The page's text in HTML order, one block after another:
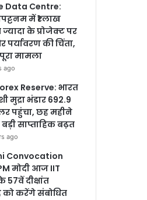
Data Centre:
में ₹1 लाख
के प्रोजेक्ट पर
पर्यावरण की चिंता,
मामला
ago
Reserve: भारत
मुद्रा भंडार 692.9
पहुंचा, छह महीने
साप्ताहिक बढ़त
ago
Convocation
मोदी आज IIT
57वें दीक्षांत
को करेंगे संबोधित